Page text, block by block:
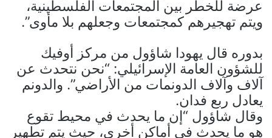
عرضة للخطر بين المجتمعات الفلسطينية،
ويتم تهجيرهم كمجتمعات وجعلهم بلا مأوى”.
بدوره قال يهودا شاؤول من مركز أوفيك
للشؤون العامة الإسرائيلي: “نحن نتحدث عن
آلاف وآلاف الدونمات من الأراضي”. والدونم
يعادل ربع فدان.
وقال شاؤول “إن ما يحدث في محيط تقوع
هو ما يحدث في أماكن أخرى، حيث يتم تطهير